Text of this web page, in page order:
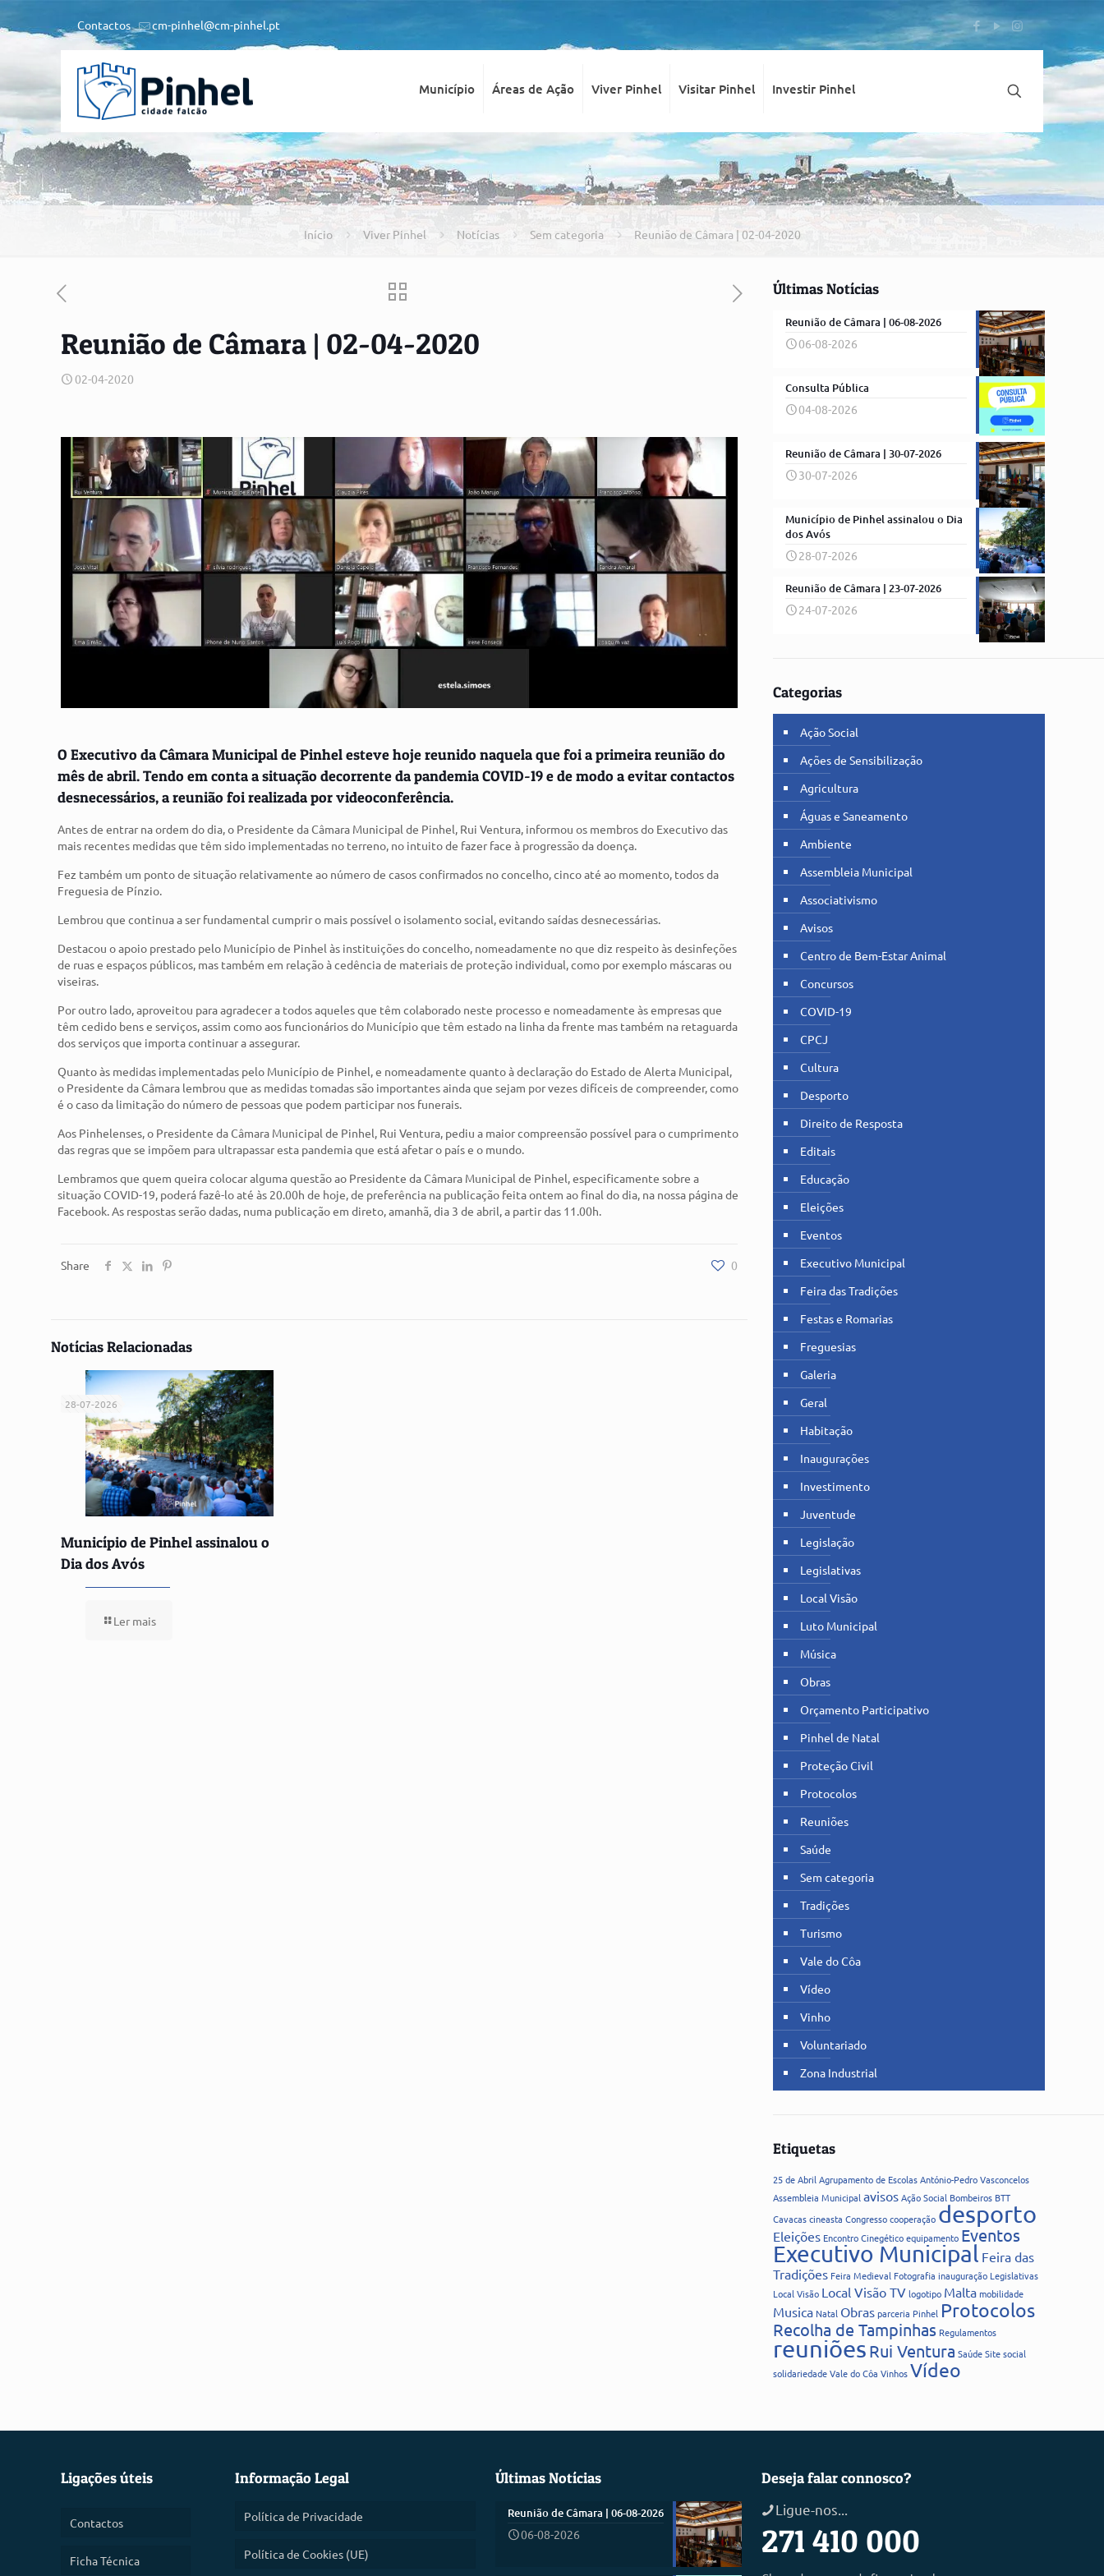
Contactos cm-pinhel@cm-pinhel.pt
Município Áreas de Ação Viver Pinhel Visitar Pinhel Investir Pinhel
Início Viver Pinhel Notícias Sem categoria Reunião de Câmara | 02-04-2020
Reunião de Câmara | 02-04-2020
02-04-2020
O Executivo da Câmara Municipal de Pinhel esteve hoje reunido naquela que foi a primeira reunião do
mês de abril. Tendo em conta a situação decorrente da pandemia COVID-19 e de modo a evitar contactos
desnecessários, a reunião foi realizada por videoconferência.
Antes de entrar na ordem do dia, o Presidente da Câmara Municipal de Pinhel, Rui Ventura, informou os membros do Executivo das
mais recentes medidas que têm sido implementadas no terreno, no intuito de fazer face à progressão da doença.
Fez também um ponto de situação relativamente ao número de casos confirmados no concelho, cinco até ao momento, todos da
Freguesia de Pínzio.
Lembrou que continua a ser fundamental cumprir o mais possível o isolamento social, evitando saídas desnecessárias.
Destacou o apoio prestado pelo Município de Pinhel às instituições do concelho, nomeadamente no que diz respeito às desinfeções
de ruas e espaços públicos, mas também em relação à cedência de materiais de proteção individual, como por exemplo máscaras ou
viseiras.
Por outro lado, aproveitou para agradecer a todos aqueles que têm colaborado neste processo e nomeadamente às empresas que
têm cedido bens e serviços, assim como aos funcionários do Município que têm estado na linha da frente mas também na retaguarda
dos serviços que importa continuar a assegurar.
Quanto às medidas implementadas pelo Município de Pinhel, e nomeadamente quanto à declaração do Estado de Alerta Municipal,
o Presidente da Câmara lembrou que as medidas tomadas são importantes ainda que sejam por vezes difíceis de compreender, como
é o caso da limitação do número de pessoas que podem participar nos funerais.
Aos Pinhelenses, o Presidente da Câmara Municipal de Pinhel, Rui Ventura, pediu a maior compreensão possível para o cumprimento
das regras que se impõem para ultrapassar esta pandemia que está afetar o país e o mundo.
Lembramos que quem queira colocar alguma questão ao Presidente da Câmara Municipal de Pinhel, especificamente sobre a
situação COVID-19, poderá fazê-lo até às 20.00h de hoje, de preferência na publicação feita ontem ao final do dia, na nossa página de
Facebook. As respostas serão dadas, numa publicação em direto, amanhã, dia 3 de abril, a partir das 11.00h.
Share 0
Notícias Relacionadas
28-07-2026
Município de Pinhel assinalou o
Dia dos Avós
Ler mais
Últimas Notícias
Reunião de Câmara | 06-08-2026
06-08-2026
Consulta Pública
04-08-2026
Reunião de Câmara | 30-07-2026
30-07-2026
Município de Pinhel assinalou o Dia
dos Avós
28-07-2026
Reunião de Câmara | 23-07-2026
24-07-2026
Categorias
Ação Social
Ações de Sensibilização
Agricultura
Águas e Saneamento
Ambiente
Assembleia Municipal
Associativismo
Avisos
Centro de Bem-Estar Animal
Concursos
COVID-19
CPCJ
Cultura
Desporto
Direito de Resposta
Editais
Educação
Eleições
Eventos
Executivo Municipal
Feira das Tradições
Festas e Romarias
Freguesias
Galeria
Geral
Habitação
Inaugurações
Investimento
Juventude
Legislação
Legislativas
Local Visão
Luto Municipal
Música
Obras
Orçamento Participativo
Pinhel de Natal
Proteção Civil
Protocolos
Reuniões
Saúde
Sem categoria
Tradições
Turismo
Vale do Côa
Vídeo
Vinho
Voluntariado
Zona Industrial
Etiquetas
25 de Abril Agrupamento de EscolasAntónio-Pedro Vasconcelos
Assembleia Municipal avisosAção Social Bombeiros BTT
Cavacascineasta Congressocooperação desporto
Eleições Encontro Cinegéticoequipamento Eventos
Executivo Municipal Feira das
Tradições Feira Medieval Fotografia inauguração Legislativas
Local Visão Local Visão TVlogotipo Maltamobilidade
Musica Natal Obrasparceria Pinhel Protocolos
Recolha de Tampinhas Regulamentos
reuniões Rui Ventura SaúdeSitesocial
solidariedadeVale do Côa VinhosVídeo
Ligações úteis
Contactos
Ficha Técnica
Informação Legal
Política de Privacidade
Política de Cookies (UE)
Últimas Notícias
Reunião de Câmara | 06-08-2026
06-08-2026
Deseja falar connosco?
Ligue-nos...
271 410 000